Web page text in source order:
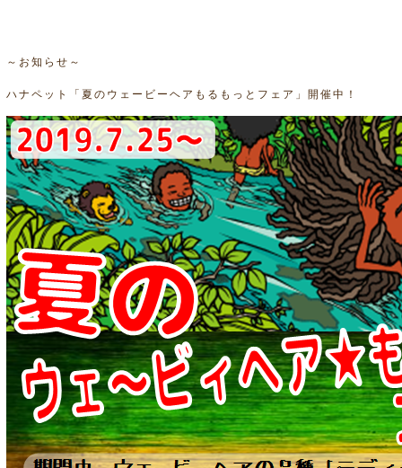
～お知らせ～
ハナペット「夏のウェービーヘアもるもっとフェア」開催中！